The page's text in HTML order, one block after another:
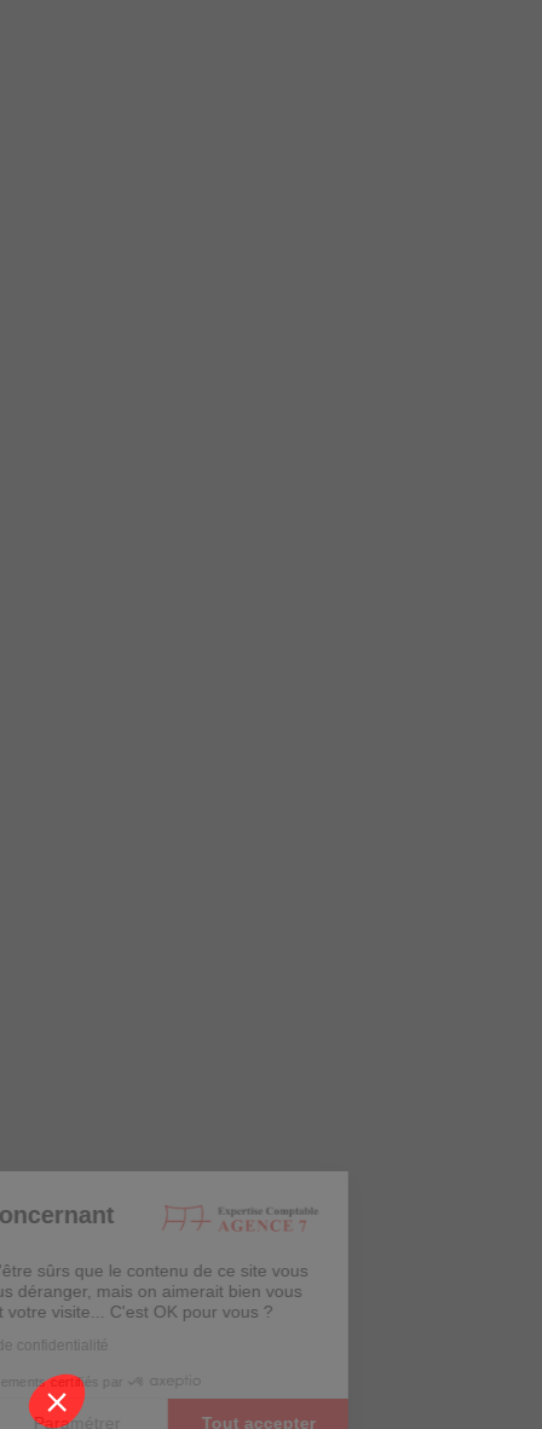
Informations concernant
Nous avons attendu d'être sûrs que le contenu de ce site vous
intéresse avant de vous déranger, mais on aimerait bien vous
accompagner pendant votre visite... C'est OK pour vous ?
Consulter notre politique de confidentialité
Consentements certifiés par
Fermer Paramétrer